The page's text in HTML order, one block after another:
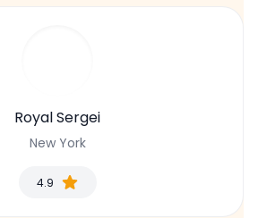
Royal Sergei
New York
4.9